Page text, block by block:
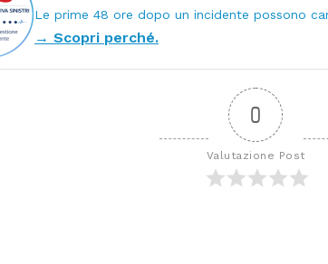
Le prime 48 ore dopo un incidente possono
→ Scopri perché.
0
Valutazione Post